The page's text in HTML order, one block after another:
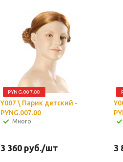
PYNG.007.00
Y007 \ Парик детский -
PYNG.007.00
Много
3 360 руб./шт 3